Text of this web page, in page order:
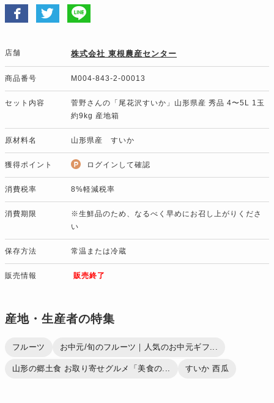
店舗 株式会社 東根農産センター
商品番号 M004-843-2-00013
セット内容
菅野さんの「尾花沢すいか」山形県産 秀品 4〜5L 1玉
約9kg 産地箱
原材料名 山形県産 すいか
獲得ポイント ログインして確認
消費税率 8%軽減税率
消費期限
※生鮮品のため、なるべく早めにお召し上がりくださ
い
保存方法 常温または冷蔵
販売情報 販売終了
産地・生産者の特集
フルーツ お中元/旬のフルーツ｜人気のお中元ギフ...
山形の郷土食 お取り寄せグルメ「美食の... すいか 西瓜